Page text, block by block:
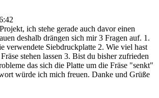
ich stehe gerade auch davor einen
deshalb drängen sich mir 3 Fragen auf. 1.
verwendete Siebdruckplatte 2. Wie viel hast
stehen lassen 3. Bist du bisher zufrieden
das sich die Platte um die Fräse "senkt"
würde ich mich freuen. Danke und Grüße